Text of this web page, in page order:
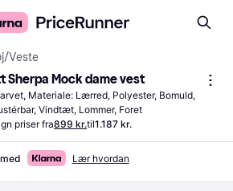
/Veste
Sherpa Mock dame vest
Materiale: Lærred, Polyester, Bomuld,
Vindtæt, Lommer, Foret
priser fra899 kr.til1.187 kr.
Lær hvordan